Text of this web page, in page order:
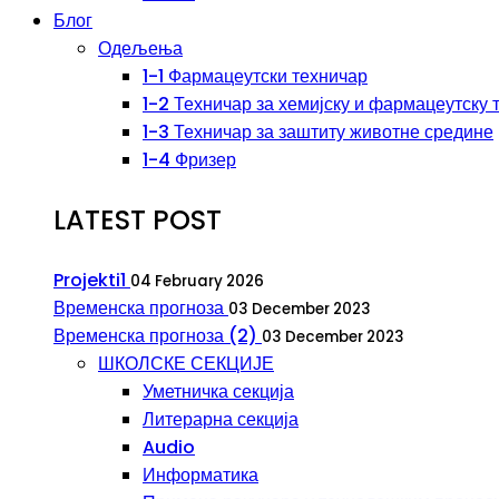
Блог
Одељења
1-1 Фармацеутски техничар
1-2 Техничар за хемијску и фармацеутску
1-3 Техничар за заштиту животне средине
1-4 Фризер
LATEST POST
Projekti1 04 February 2026
Временска прогноза 03 December 2023
Временска прогноза (2) 03 December 2023
ШКОЛСКЕ СЕКЦИЈЕ
Уметничка секција
Литерарна секција
Audio
Информатика